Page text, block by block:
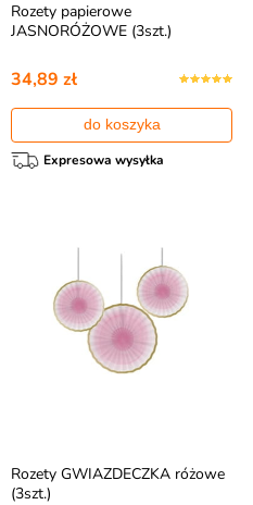
Rozety papierowe
JASNORÓŻOWE (3szt.)
34,89 zł
do koszyka
Expresowa wysyłka
Rozety GWIAZDECZKA różowe
(3szt.)